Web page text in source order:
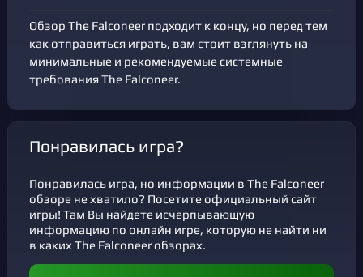
Обзор The Falconeer подходит к концу, но перед тем
как отправиться играть, вам стоит взглянуть на
минимальные и рекомендуемые системные
требования The Falconeer.
Понравилась игра?
Понравилась игра, но информации в The Falconeer
обзоре не хватило? Посетите официальный сайт
игры! Там Вы найдете исчерпывающую
информацию по онлайн игре, которую не найти ни
в каких The Falconeer обзорах.